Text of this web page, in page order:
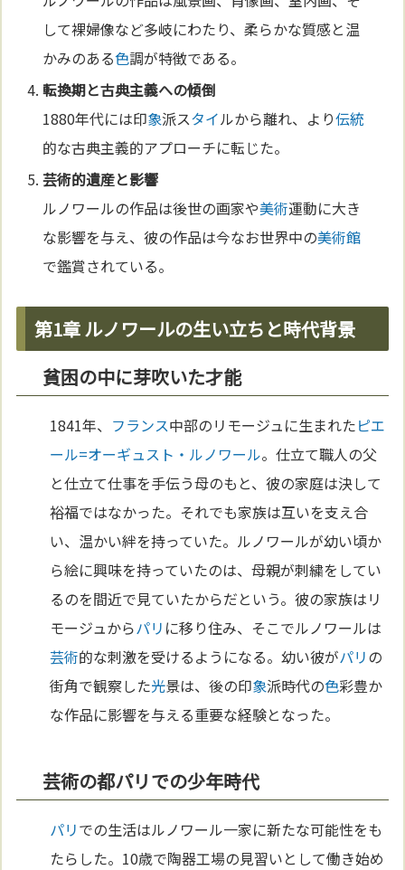
して裸婦像など多岐にわたり、柔らかな質感と温
かみのある色調が特徴である。
転換期と古典主義への傾倒
1880年代には印象派スタイルから離れ、より伝統
的な古典主義的アプローチに転じた。
芸術的遺産と影響
ルノワールの作品は後世の画家や美術運動に大き
な影響を与え、彼の作品は今なお世界中の美術館
で鑑賞されている。
第1章 ルノワールの生い立ちと時代背景
貧困の中に芽吹いた才能
1841年、 フランス中部のリモージュに生まれたピエ
ール=オーギュスト・ルノワール。仕立て職人の父
と仕立て仕事を手伝う母のもと、彼の家庭は決して
裕福ではなかった。それでも家族は互いを支え合
い、温かい絆を持っていた。ルノワールが幼い頃か
ら絵に興味を持っていたのは、母親が刺繍をしてい
るのを間近で見ていたからだという。彼の家族はリ
モージュからパリ に移り住み、そこでルノワールは
芸術的な刺激を受けるようになる。幼い彼がパリの
街角で観察した光景は、後の印象派時代の色彩豊か
な作品に影響を与える重要な経験となった。
芸術の都パリでの少年時代
パリでの生活はルノワール一家に新たな可能性をも
たらした。10歳で陶器工場の見習いとして働き始め